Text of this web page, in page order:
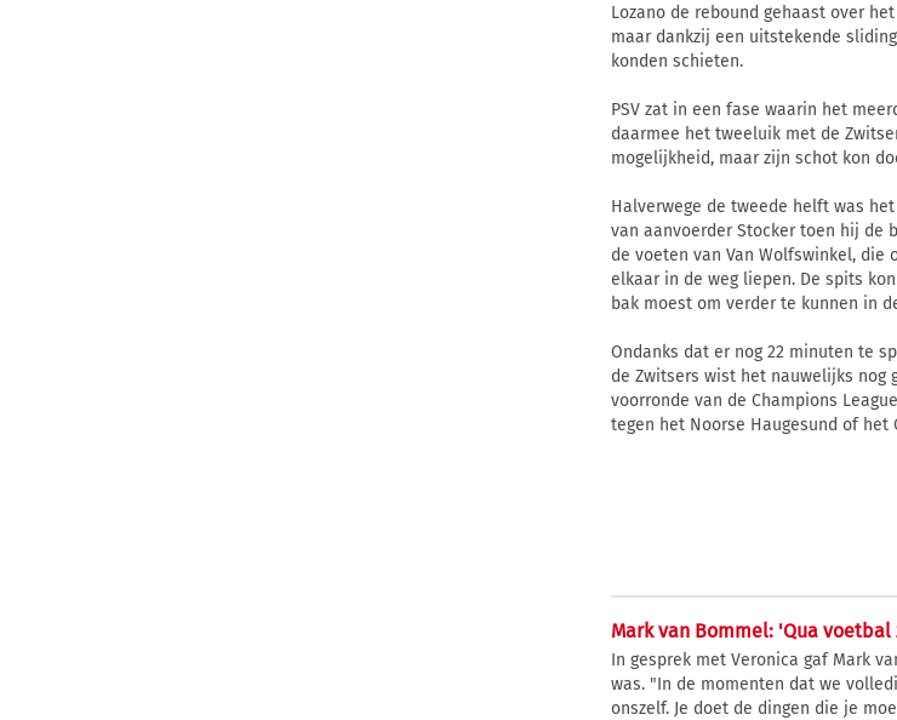
Lozano de rebound gehaast over
maar dankzij een uitstekende
konden schieten.
PSV zat in een fase waarin het
daarmee het tweeluik met de
mogelijkheid, maar zijn schot kon
Halverwege de tweede helft was
van aanvoerder Stocker toen hij de
de voeten van Van Wolfswinkel, die
elkaar in de weg liepen. De spits
bak moest om verder te kunnen in
Ondanks dat er nog 22 minuten te
de Zwitsers wist het nauwelijks nog
voorronde van de Champions
tegen het Noorse Haugesund of het
Mark van Bommel: 'Qua
In gesprek met Veronica gaf Mark
was. "In de momenten dat we
onszelf. Je doet de dingen die je